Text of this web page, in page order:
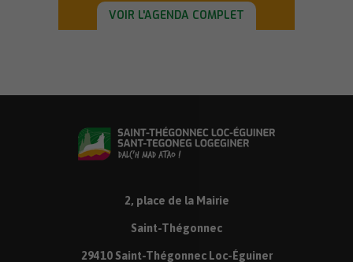
VOIR L'AGENDA COMPLET
2, place de la Mairie
Saint-Thégonnec
29410 Saint-Thégonnec Loc-Éguiner